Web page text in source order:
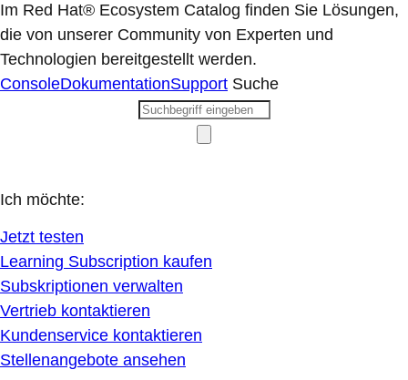
Im Red Hat® Ecosystem Catalog finden Sie Lösungen,
die von unserer Community von Experten und
Technologien bereitgestellt werden.
ConsoleDokumentationSupport Suche
Ich möchte:
Jetzt testen
Learning Subscription kaufen
Subskriptionen verwalten
Vertrieb kontaktieren
Kundenservice kontaktieren
Stellenangebote ansehen